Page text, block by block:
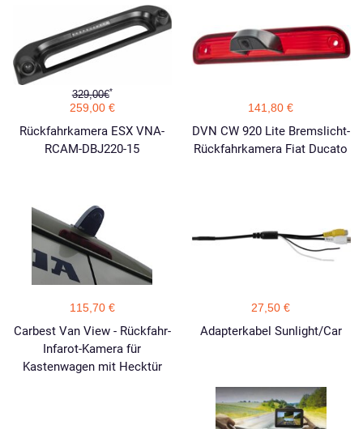
329,00€*
259,00 €
Rückfahrkamera ESX VNA-
RCAM-DBJ220-15
141,80 €
DVN CW 920 Lite Bremslicht-
Rückfahrkamera Fiat Ducato
115,70 €
Carbest Van View - Rückfahr-
Infarot-Kamera für
Kastenwagen mit Hecktür
27,50 €
Adapterkabel Sunlight/Car